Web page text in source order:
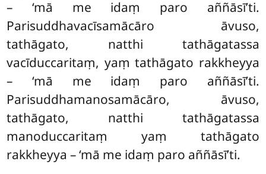
– ‘mā me idaṃ paro aññāsī’ti.
Parisuddhavacīsamācāro āvuso,
tathāgato, natthi tathāgatassa
vacīduccaritaṃ, yaṃ tathāgato rakkheyya
– ‘mā me idaṃ paro aññāsī’ti.
Parisuddhamanosamācāro, āvuso,
tathāgato, natthi tathāgatassa
manoduccaritaṃ yaṃ tathāgato
rakkheyya – ‘mā me idaṃ paro aññāsī’ti.